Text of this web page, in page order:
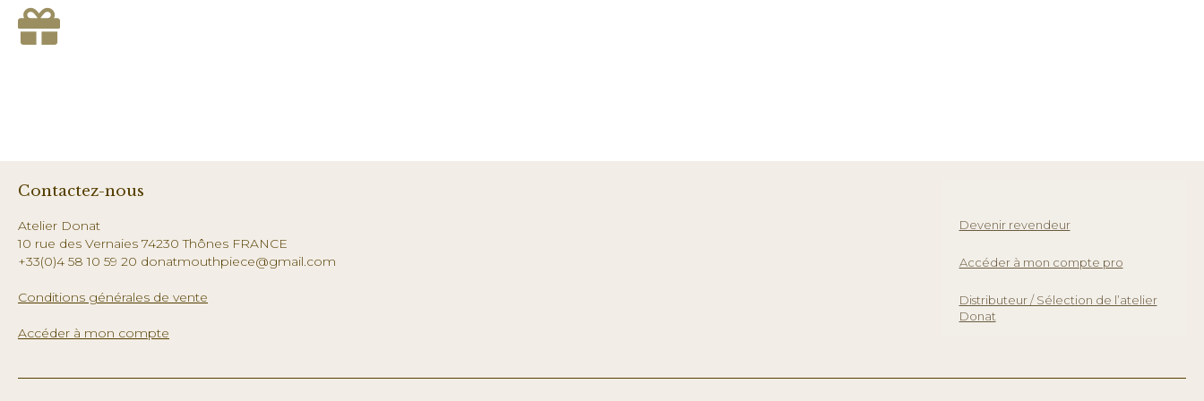
Contactez-nous
Atelier Donat
10 rue des Vernaies 74230 Thônes FRANCE
+33(0)4 58 10 59 20 donatmouthpiece@gmail.com
Conditions générales de vente
Accéder à mon compte
Devenir revendeur
Accéder à mon compte pro
Distributeur / Sélection de l’atelier
Donat